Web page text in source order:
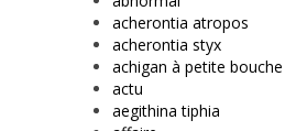
acherontia atropos
acherontia styx
achigan à petite bouche
actu
aegithina tiphia